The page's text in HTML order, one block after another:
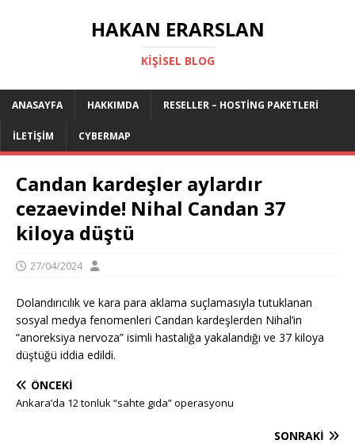
HAKAN ERARSLAN
KIŞISEL BLOG
ANASAYFA HAKKIMDA RESELLER – HOSTING PAKETLERI
İLETIŞIM CYBERMAP
Candan kardeşler aylardır
cezaevinde! Nihal Candan 37
kiloya düştü
27/04/2024
Dolandırıcılık ve kara para aklama suçlamasıyla tutuklanan
sosyal medya fenomenleri Candan kardeşlerden Nihal’in
“anoreksiya nervoza” isimli hastalığa yakalandığı ve 37 kiloya
düştüğü iddia edildi.
ÖNCEKI
Ankara’da 12 tonluk “sahte gıda” operasyonu
SONRAKI